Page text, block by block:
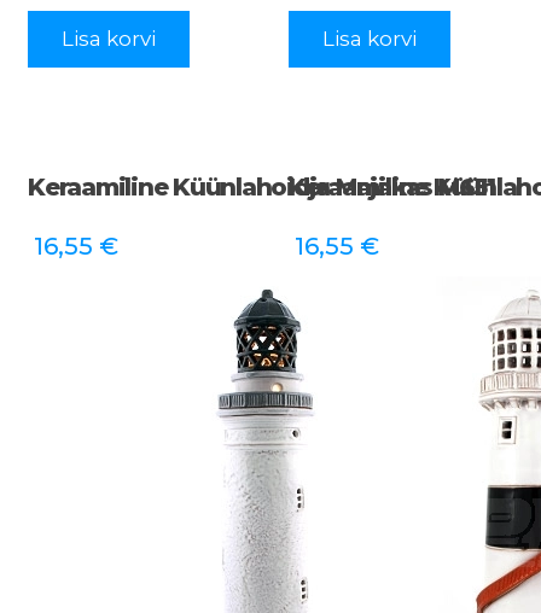
Lisa korvi Lisa korvi
Keraamiline Küünlahoidja Majakas M651
16,55 €
Keraamiline
16,55 €